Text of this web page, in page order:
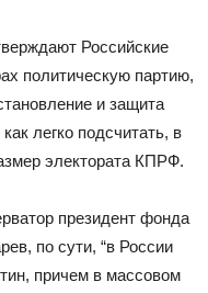
Российские
политическую партию,
и защита
легко подсчитать, в
электората КПРФ.
президент фонда
по сути, “в России
причем в массовом